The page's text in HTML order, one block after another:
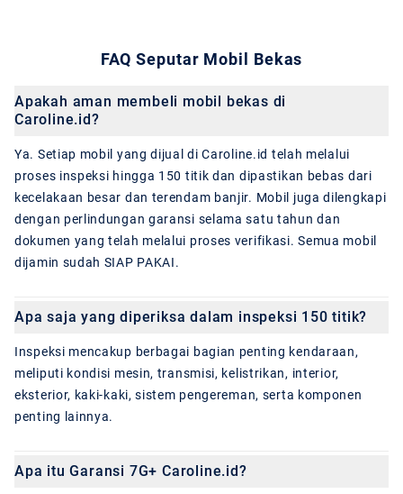
FAQ Seputar Mobil Bekas
Apakah aman membeli mobil bekas di
Caroline.id?
Ya. Setiap mobil yang dijual di Caroline.id telah melalui
proses inspeksi hingga 150 titik dan dipastikan bebas dari
kecelakaan besar dan terendam banjir. Mobil juga dilengkapi
dengan perlindungan garansi selama satu tahun dan
dokumen yang telah melalui proses verifikasi. Semua mobil
dijamin sudah SIAP PAKAI.
Apa saja yang diperiksa dalam inspeksi 150 titik?
Inspeksi mencakup berbagai bagian penting kendaraan,
meliputi kondisi mesin, transmisi, kelistrikan, interior,
eksterior, kaki-kaki, sistem pengereman, serta komponen
penting lainnya.
Apa itu Garansi 7G+ Caroline.id?